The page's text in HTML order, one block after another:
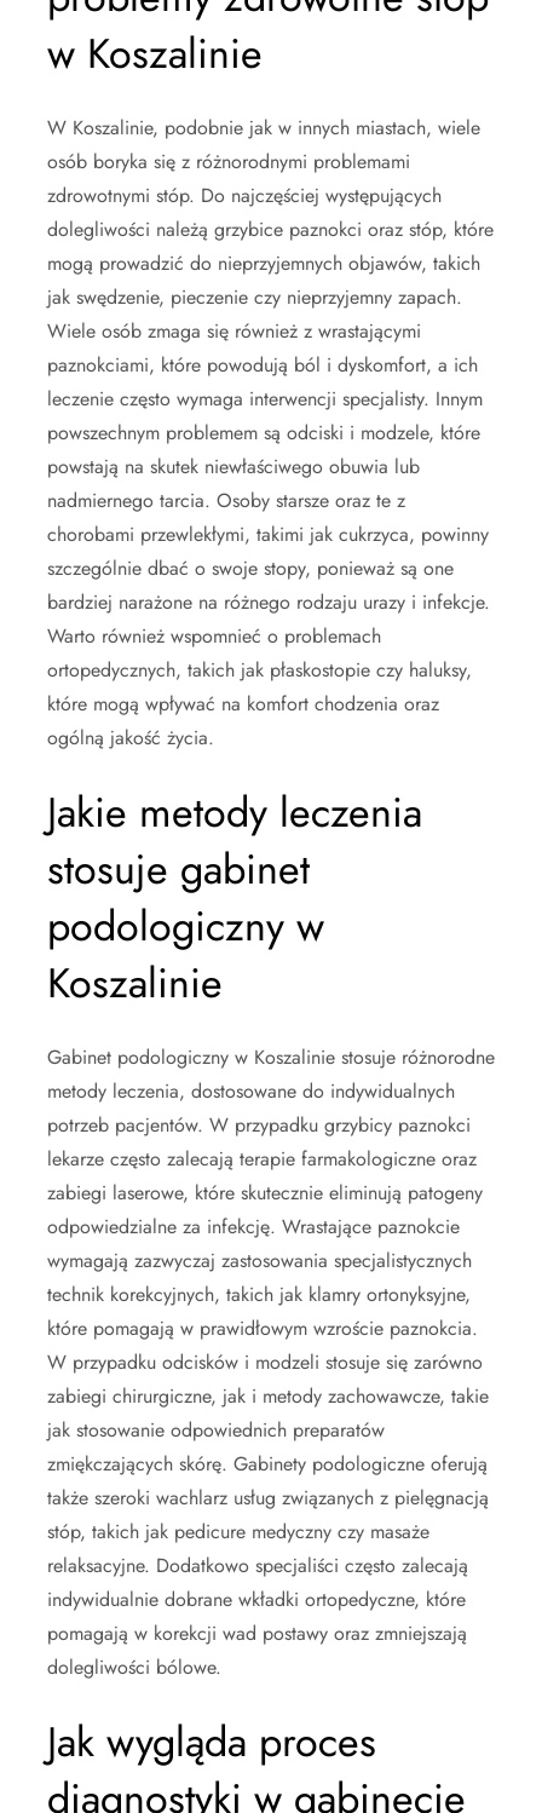
w Koszalinie
W Koszalinie, podobnie jak w innych miastach, wiele
osób boryka się z różnorodnymi problemami
zdrowotnymi stóp. Do najczęściej występujących
dolegliwości należą grzybice paznokci oraz stóp, które
mogą prowadzić do nieprzyjemnych objawów, takich
jak swędzenie, pieczenie czy nieprzyjemny zapach.
Wiele osób zmaga się również z wrastającymi
paznokciami, które powodują ból i dyskomfort, a ich
leczenie często wymaga interwencji specjalisty. Innym
powszechnym problemem są odciski i modzele, które
powstają na skutek niewłaściwego obuwia lub
nadmiernego tarcia. Osoby starsze oraz te z
chorobami przewlekłymi, takimi jak cukrzyca, powinny
szczególnie dbać o swoje stopy, ponieważ są one
bardziej narażone na różnego rodzaju urazy i infekcje.
Warto również wspomnieć o problemach
ortopedycznych, takich jak płaskostopie czy haluksy,
które mogą wpływać na komfort chodzenia oraz
ogólną jakość życia.
Jakie metody leczenia
stosuje gabinet
podologiczny w
Koszalinie
Gabinet podologiczny w Koszalinie stosuje różnorodne
metody leczenia, dostosowane do indywidualnych
potrzeb pacjentów. W przypadku grzybicy paznokci
lekarze często zalecają terapie farmakologiczne oraz
zabiegi laserowe, które skutecznie eliminują patogeny
odpowiedzialne za infekcję. Wrastające paznokcie
wymagają zazwyczaj zastosowania specjalistycznych
technik korekcyjnych, takich jak klamry ortonyksyjne,
które pomagają w prawidłowym wzroście paznokcia.
W przypadku odcisków i modzeli stosuje się zarówno
zabiegi chirurgiczne, jak i metody zachowawcze, takie
jak stosowanie odpowiednich preparatów
zmiękczających skórę. Gabinety podologiczne oferują
także szeroki wachlarz usług związanych z pielęgnacją
stóp, takich jak pedicure medyczny czy masaże
relaksacyjne. Dodatkowo specjaliści często zalecają
indywidualnie dobrane wkładki ortopedyczne, które
pomagają w korekcji wad postawy oraz zmniejszają
dolegliwości bólowe.
Jak wygląda proces
diagnostyki w gabinecie